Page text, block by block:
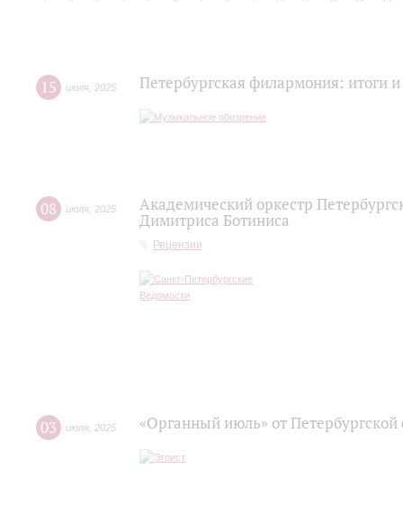
15 июля 2025 Петербургская филармония: итоги
08 июля 2025
Академический оркестр
Димитриса Ботиниса
Рецензии
03 июля 2025 «Органный июль» от